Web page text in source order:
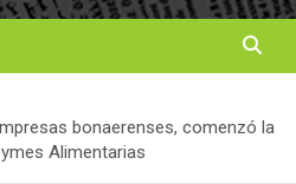
bonaerenses, comenzó la
Alimentarias